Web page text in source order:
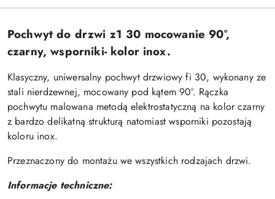
Pochwyt do drzwi z1 30 mocowanie 90°,
czarny, wsporniki- kolor inox.
Klasyczny, uniwersalny pochwyt drzwiowy fi 30, wykonany ze
stali nierdzewnej, mocowany pod kątem 90°. Rączka
pochwytu malowana metodą elektrostatyczną na kolor czarny
z bardzo delikatną strukturą natomiast wsporniki pozostają
koloru inox.
Przeznaczony do montażu we wszystkich rodzajach drzwi.
Informacje techniczne: